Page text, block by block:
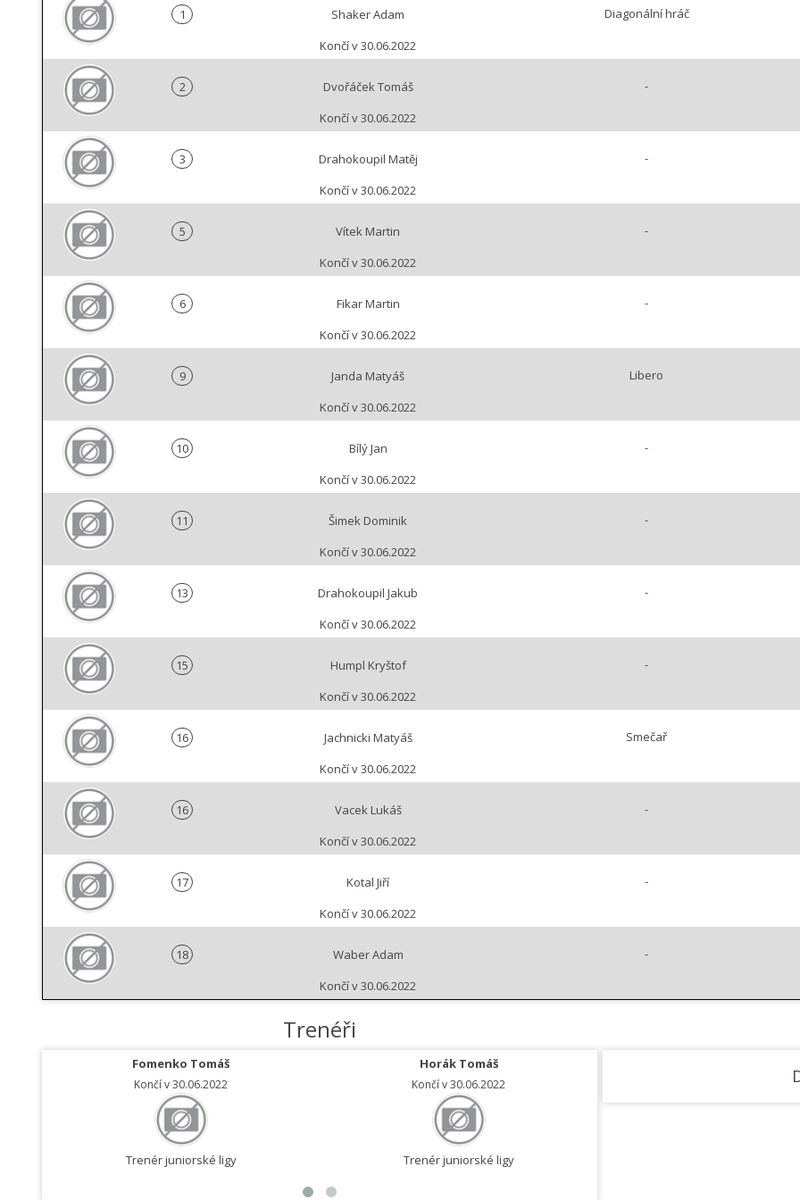
1
Shaker Adam
Končí v 30.06.2022
Diagonální hráč
2
Dvořáček Tomáš
Končí v 30.06.2022
-
3
Drahokoupil Matěj
Končí v 30.06.2022
-
5
Vítek Martin
Končí v 30.06.2022
-
6
Fikar Martin
Končí v 30.06.2022
-
9
Janda Matyáš
Končí v 30.06.2022
Libero
10
Bílý Jan
Končí v 30.06.2022
-
11
Šimek Dominik
Končí v 30.06.2022
-
13
Drahokoupil Jakub
Končí v 30.06.2022
-
15
Humpl Kryštof
Končí v 30.06.2022
-
16
Jachnicki Matyáš
Končí v 30.06.2022
Smečař
16
Vacek Lukáš
Končí v 30.06.2022
-
17
Kotal Jiří
Končí v 30.06.2022
-
18
Waber Adam
Končí v 30.06.2022
-
Trenéři
Fomenko Tomáš
Končí v 30.06.2022
Trenér juniorské ligy
Horák Tomáš
Končí v 30.06.2022
Trenér juniorské ligy